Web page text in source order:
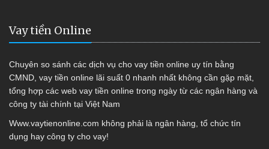
Vay tiền Online
Chuyên so sánh các dịch vụ cho vay tiền online uy tín bằng
CMND, vay tiền online lãi suất 0 nhanh nhất không cần gặp mặt,
tổng hợp các web vay tiền online trong ngày từ các ngân hàng và
công ty tài chính tại Việt Nam
Www.vaytienonline.com không phải là ngân hàng, tổ chức tín
dụng hay công ty cho vay!